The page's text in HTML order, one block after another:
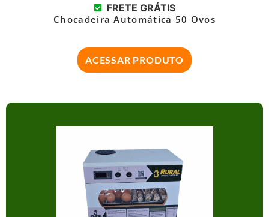
FRETE GRÁTIS
Chocadeira Automática 50 Ovos
ACESSAR PRODUTO